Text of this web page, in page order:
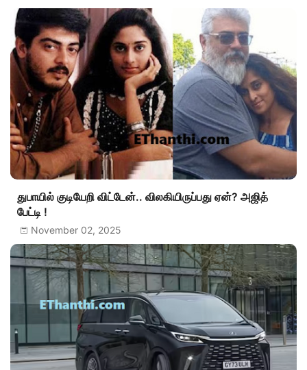
துபாயில் குடியேறி விட்டேன்.. விலகியிருப்பது ஏன்? அஜித்
பேட்டி !
November 02, 2025